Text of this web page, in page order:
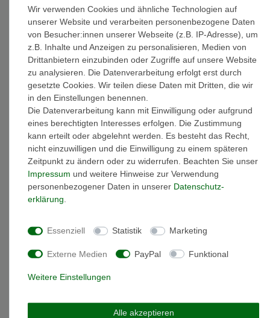
Auf Lager: Auslieferung innerhalb von 1-3 Tagen nach
In den Warenkorb
Wunschliste
* inkl. ges. MwSt. zzgl.Versandkosten
Weitere Details
Wir verwenden Cookies und ähnliche Technologien auf
unserer Website und verarbeiten personenbezogene Daten
von Besucher:innen unserer Webseite (z.B. IP-Adresse), um
z.B. Inhalte und Anzeigen zu personalisieren, Medien von
Drittanbietern einzubinden oder Zugriffe auf unsere Website
zu analysieren. Die Datenverarbeitung erfolgt erst durch
gesetzte Cookies. Wir teilen diese Daten mit Dritten, die wir
in den Einstellungen benennen.
Die Datenverarbeitung kann mit Einwilligung oder aufgrund
eines berechtigten Interesses erfolgen. Die Zustimmung
kann erteilt oder abgelehnt werden. Es besteht das Recht,
nicht einzuwilligen und die Einwilligung zu einem späteren
Zeitpunkt zu ändern oder zu widerrufen. Beachten Sie unser
Impressum und weitere Hinweise zur Verwendung
personenbezogener Daten in unserer Daten­schutz­
erklärung
Essenziell Statistik Marketing
Externe Medien PayPal Funktional
Weitere Einstellungen
Alle akzeptieren